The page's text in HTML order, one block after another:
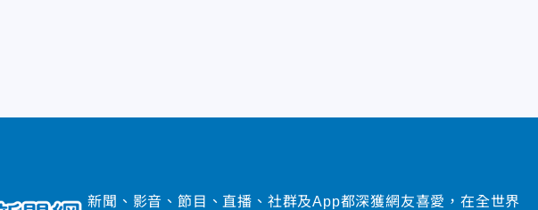
新聞、影音、節目、直播、社群及App都深獲網友喜愛，在全世界